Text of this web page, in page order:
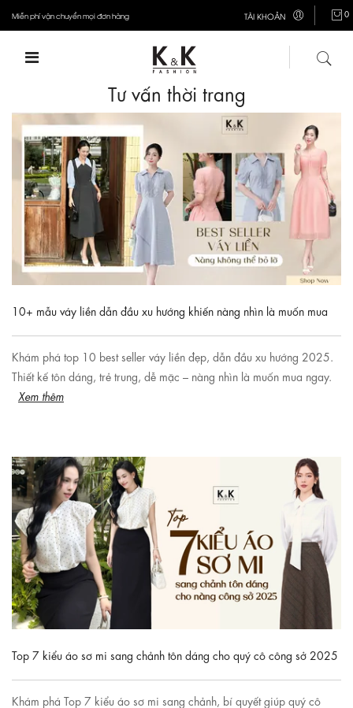
Miễn phí vận chuyển mọi đơn hàng TÀI KHOẢN 0
Tư vấn thời trang
10+ mẫu váy liền dẫn đầu xu hướng khiến nàng nhìn là muốn mua
Khám phá top 10 best seller váy liền đẹp, dẫn đầu xu hướng 2025.
Thiết kế tôn dáng, trẻ trung, dễ mặc – nàng nhìn là muốn mua ngay.
Xem thêm
Top 7 kiểu áo sơ mi sang chảnh tôn dáng cho quý cô công sở 2025
Khám phá Top 7 kiểu áo sơ mi sang chảnh, bí quyết giúp quý cô